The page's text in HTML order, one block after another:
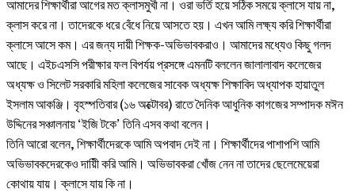
আমাদের শিক্ষার্থীরা আগের মত ক্লাসমুখী না। ওরা ভর্তি হয়ে সঠিক সময়ে ক্লাসে যায় না,
ক্লাস করে না। তাদেরকে ধরে বেঁধে নিয়ে আসতে হয়। এখন আমি লক্ষ্য করি শিক্ষার্থীরা
ক্লাসে আসে কম। এর জন্য দায়ী শিক্ষক-অভিভাবকরাও। আমাদের মধ্যেও কিছু গলদ
আছে। এইচএসসি পরীক্ষার ফল বিপর্যয় প্রসঙ্গে এমনটি বললেন জালালাবাদ কলেজের
অধ্যক্ষ ও সিলেট সরকারি মহিলা কলেজের সাবেক অধ্যক্ষ শিক্ষাবিদ অধ্যাপক হায়াতুল
ইসলাম আকঞ্জি। বৃহস্পতিবার (১৬ অক্টোবর) রাতে দৈনিক আধুনিক কাগজের সম্পাদক মঈন
উদ্দিনের সঞ্চালনায় ‘ইজি টকে’ তিনি এসব কথা বলেন।
তিনি আরো বলেন, শিক্ষার্থীদেরকে আমি অপবাদ দেই না। শিক্ষার্থীদের পাশাপশি আমি
অভিভাবকদেরকেও দায়িী করি আমি। অভিভাবকরা খোঁজ নেন না তাদের ছেলেমেয়েরা
কোথায় যায়। ক্লাসে যায় কি না।